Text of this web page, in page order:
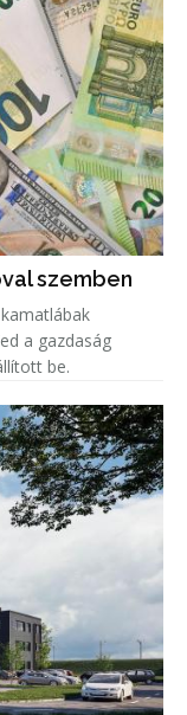
szemben
a gazdaság
be.